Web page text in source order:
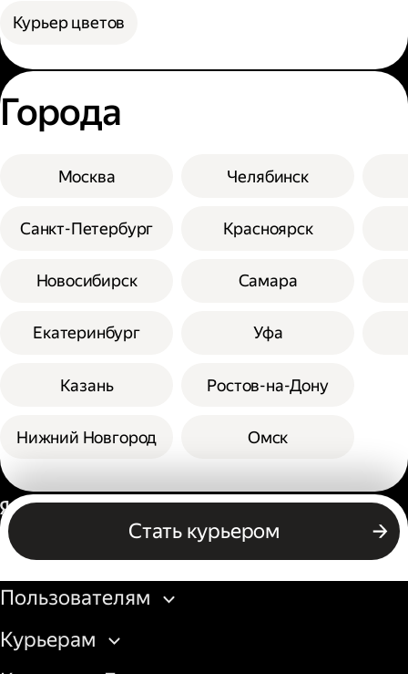
Курьер цветов
Города
Москва
Санкт-Петербург
Новосибирск
Екатеринбург
Казань
Нижний Новгород
Челябинск
Красноярск
Самара
Уфа
Ростов-на-Дону
Омск
Стать курьером
Россия
Бизнесу
Пользователям
Курьерам